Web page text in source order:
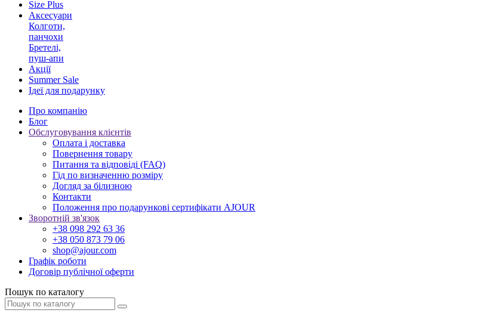
Size Plus
Аксесуари
Колготи,
панчохи
Бретелі,
пуш-апи
Акції
Summer Sale
Ідеї для подарунку
Про компанію
Блог
Обслуговування клієнтів
Оплата і доставка
Повернення товару
Питання та відповіді (FAQ)
Гід по визначенню розміру
Догляд за білизною
Контакти
Положення про подарункові сертифікати AJOUR
Зворотній зв'язок
+38 098 292 63 36
+38 050 873 79 06
shop@ajour.com
Графік роботи
Договір публічної оферти
Пошук по каталогу